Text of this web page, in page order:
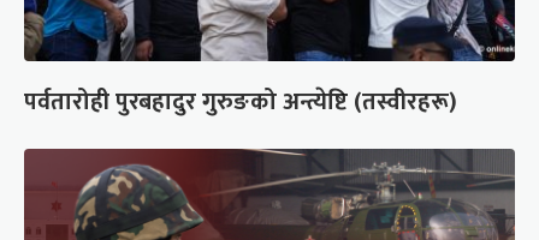
पर्वतारोही पुरबहादुर गुरुङको अन्त्येष्टि (तस्वीरहरू)